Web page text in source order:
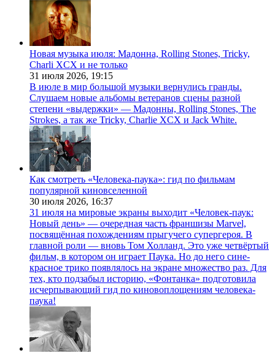
Новая музыка июля: Мадонна, Rolling Stones, Tricky,
Charli XCX и не только
31 июля 2026, 19:15
В июле в мир большой музыки вернулись гранды.
Слушаем новые альбомы ветеранов сцены разной
степени «выдержки» — Мадонны, Rolling Stones, The
Strokes, а так же Tricky, Charlie XCX и Jack White.
Как смотреть «Человека-паука»: гид по фильмам
популярной киновселенной
30 июля 2026, 16:37
31 июля на мировые экраны выходит «Человек-паук:
Новый день» — очередная часть франшизы Marvel,
посвящённая похождениям прыгучего супергероя. В
главной роли — вновь Том Холланд. Это уже четвёртый
фильм, в котором он играет Паука. Но до него сине-
красное трико появлялось на экране множество раз. Для
тех, кто подзабыл историю, «Фонтанка» подготовила
исчерпывающий гид по киновоплощениям человека-
паука!